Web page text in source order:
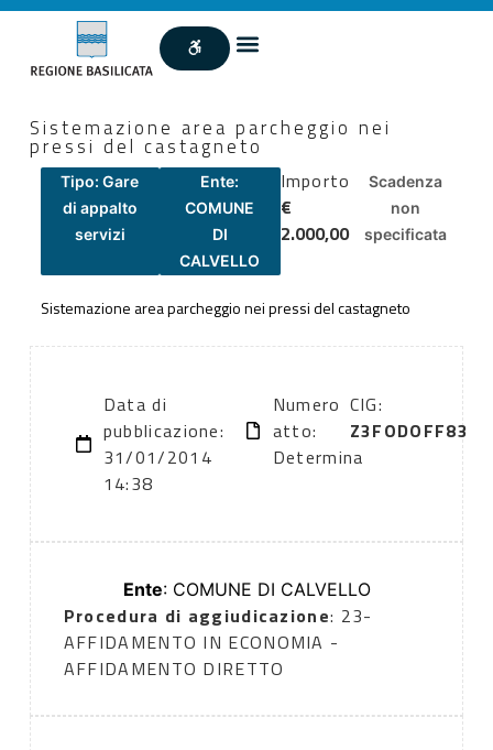
Sistemazione area parcheggio nei
pressi del castagneto
Tipo: Gare
di appalto
servizi
Ente:
COMUNE
DI
CALVELLO
Importo
€
2.000,00
Scadenza
non
specificata
Sistemazione area parcheggio nei pressi del castagneto
Data di
pubblicazione:
31/01/2014
14:38
Numero
atto:
Determina
CIG:
Z3FODOFF83
Ente: COMUNE DI CALVELLO
Procedura di aggiudicazione: 23-
AFFIDAMENTO IN ECONOMIA -
AFFIDAMENTO DIRETTO